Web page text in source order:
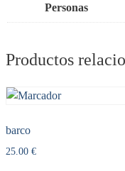
Personas
Productos
barco
25.00 €